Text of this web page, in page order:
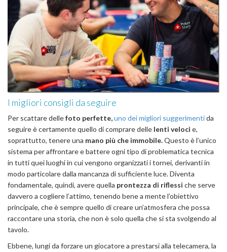
I migliori consigli da seguire
Per scattare dellefoto perfette,uno dei migliori suggerimentida
seguire è certamente quello di comprare delle lenti veloci e,
soprattutto, tenere una mano più che immobile.Questo è l’unico
sistema per affrontare e battere ogni tipo di problematica tecnica
in tutti quei luoghi in cui vengono organizzati i tornei, derivanti in
modo particolare dalla mancanza di sufficiente luce. Diventa
fondamentale, quindi, avere quella prontezza di riflessi che serve
davvero a cogliere l’attimo, tenendo bene a mente l’obiettivo
principale, che è sempre quello di creare un’atmosfera che possa
raccontare una storia, che non è solo quella che si sta svolgendo al
tavolo.
Ebbene, lungi da forzare un giocatore a prestarsi alla telecamera, la